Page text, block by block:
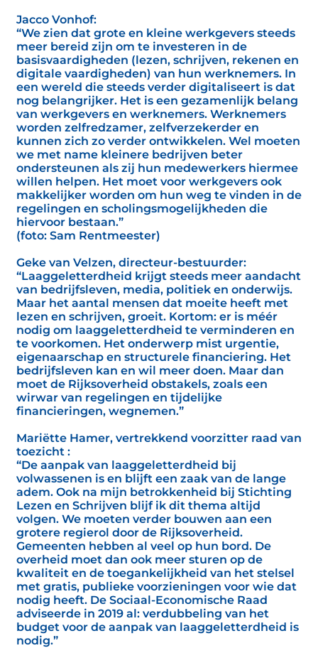
Jacco Vonhof:
“We zien dat grote en kleine werkgevers steeds
meer bereid zijn om te investeren in de
basisvaardigheden (lezen, schrijven, rekenen en
digitale vaardigheden) van hun werknemers. In
een wereld die steeds verder digitaliseert is dat
nog belangrijker. Het is een gezamenlijk belang
van werkgevers en werknemers. Werknemers
worden zelfredzamer, zelfverzekerder en
kunnen zich zo verder ontwikkelen. Wel moeten
we met name kleinere bedrijven beter
ondersteunen als zij hun medewerkers hiermee
willen helpen. Het moet voor werkgevers ook
makkelijker worden om hun weg te vinden in de
regelingen en scholingsmogelijkheden die
hiervoor bestaan.”
(foto: Sam Rentmeester)
Geke van Velzen, directeur-bestuurder:
“Laaggeletterdheid krijgt steeds meer aandacht
van bedrijfsleven, media, politiek en onderwijs.
Maar het aantal mensen dat moeite heeft met
lezen en schrijven, groeit. Kortom: er is méér
nodig om laaggeletterdheid te verminderen en
te voorkomen. Het onderwerp mist urgentie,
eigenaarschap en structurele financiering. Het
bedrijfsleven kan en wil meer doen. Maar dan
moet de Rijksoverheid obstakels, zoals een
wirwar van regelingen en tijdelijke
financieringen, wegnemen.”
Mariëtte Hamer, vertrekkend voorzitter raad van
toezicht :
“De aanpak van laaggeletterdheid bij
volwassenen is en blijft een zaak van de lange
adem. Ook na mijn betrokkenheid bij Stichting
Lezen en Schrijven blijf ik dit thema altijd
volgen. We moeten verder bouwen aan een
grotere regierol door de Rijksoverheid.
Gemeenten hebben al veel op hun bord. De
overheid moet dan ook meer sturen op de
kwaliteit en de toegankelijkheid van het stelsel
met gratis, publieke voorzieningen voor wie dat
nodig heeft. De Sociaal-Economische Raad
adviseerde in 2019 al: verdubbeling van het
budget voor de aanpak van laaggeletterdheid is
nodig.”